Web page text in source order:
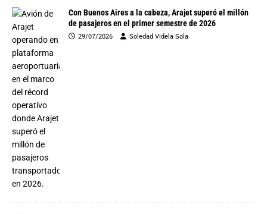
Con Buenos Aires a la cabeza, Arajet superó el millón
de pasajeros en el primer semestre de 2026
29/07/2026 Soledad Videla Sola